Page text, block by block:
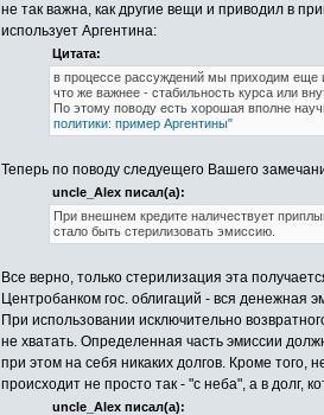
не так важна, как другие вещи и приводил в
использует Аргентина:
Цитата:
в процессе рассуждений мы приходим еще
что же важнее - стабильность курса или
По этому поводу есть хорошая вполне
политики: пример Аргентины"
Теперь по поводу следуещего Вашего
uncle_Alex писал(а):
При внешнем кредите наличествует
стало быть стерилизовать эмиссию.
Все верно, только стерилизация эта
Центробанком гос. облигаций - вся денежная
При использовании исключительно
не хватать. Определенная часть эмиссии
при этом на себя никаких долгов. Кроме
происходит не просто так - "с неба", а в долг,
uncle_Alex писал(а):